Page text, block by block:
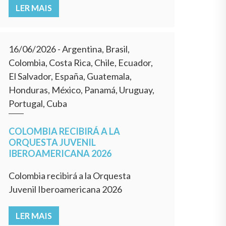
LER MAIS
16/06/2026- Argentina, Brasil,
Colombia, Costa Rica, Chile, Ecuador,
El Salvador, España, Guatemala,
Honduras, México, Panamá, Uruguay,
Portugal, Cuba
COLOMBIA RECIBIRÁ A LA
ORQUESTA JUVENIL
IBEROAMERICANA 2026
Colombia recibirá a la Orquesta
Juvenil Iberoamericana 2026
LER MAIS